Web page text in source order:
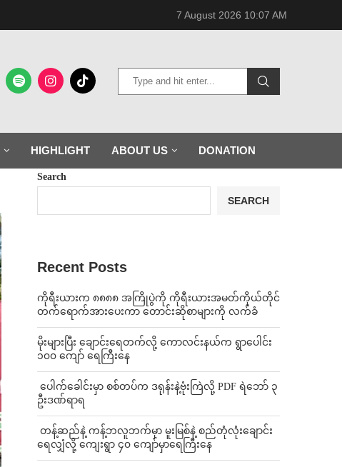
7 August 2026 10:07 AM
HIGHLIGHT ABOUT US DONATION
Search
SEARCH
Recent Posts
ကိုရီးယားက ၈၈၈၈ အကြိုပွဲကို ကိုရီးယားအမတ်ကိုယ်တိုင်
တက်ရောက်အားပေးကာ တောင်းဆိုစာများကို လက်ခံ
⁨မိုးများပြီး ချောင်းရေတက်လို့ ကောလင်းနယ်က ရွာပေါင်း
၁၀၀ ကျော် ရေကြီးနေ
⁩ ⁨ပေါက်ခေါင်းမှာ စစ်တပ်က ဒရုန်းနဲ့ဗုံးကြဲလို့ PDF ရဲဘော် ၃
ဦးဒဏ်ရာရ
⁩ ⁨တန့်ဆည်နဲ့ ကန့်ဘလူဘက်မှာ မူးမြစ်နဲ့ စည်တုံလုံးချောင်း
ရေလျှံလို့ ကျေးရွာ ၄၀ ကျော်မှာရေကြီးနေ